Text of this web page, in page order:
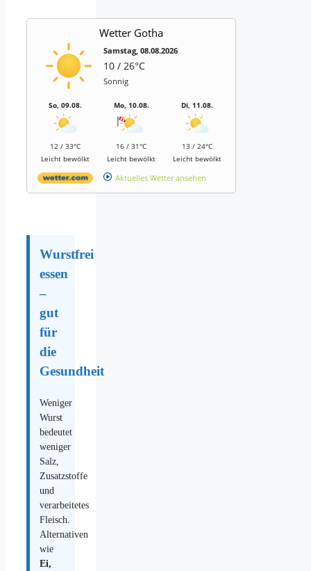
Wetter Gotha
Samstag, 08.08.2026
10 / 26°C
Sonnig
So, 09.08.
12 / 33°C
Leicht bewölkt
Mo, 10.08.
16 / 31°C
Leicht bewölkt
Di, 11.08.
13 / 24°C
Leicht bewölkt
Aktuelles Wetter ansehen
Wurstfrei
essen
–
gut
für
die
Gesundheit
Weniger
Wurst
bedeutet
weniger
Salz,
Zusatzstoffe
und
verarbeitetes
Fleisch.
Alternativen
wie
Ei,